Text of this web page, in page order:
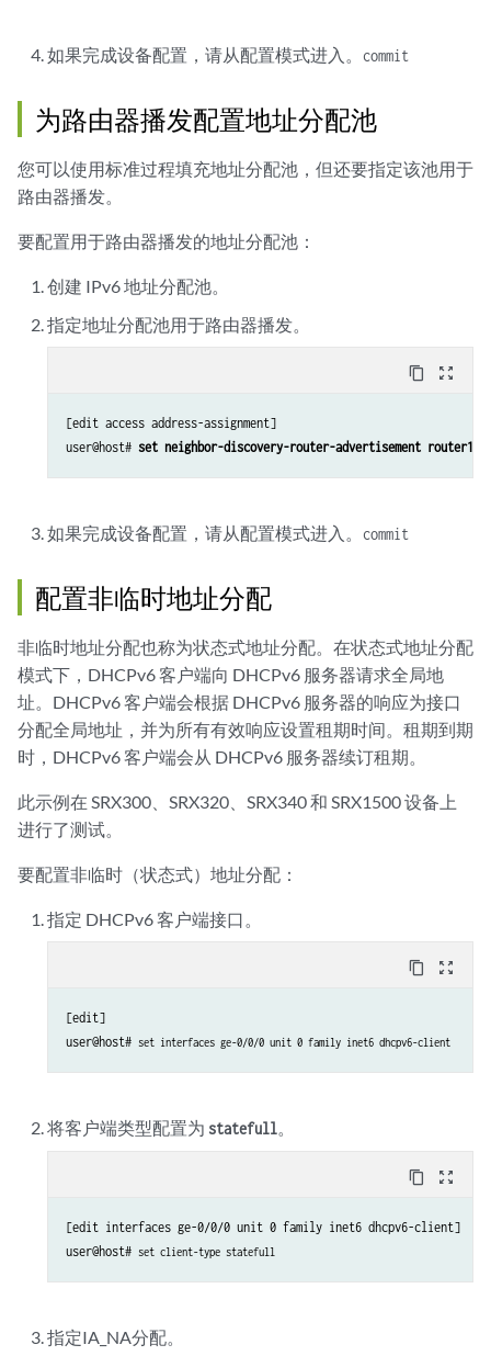
如果完成设备配置，请从配置模式进入。 commit
为路由器播发配置地址分配池
您可以使用标准过程填充地址分配池，但还要指定该池用于
路由器播发。
要配置用于路由器播发的地址分配池：
创建 IPv6 地址分配池。
指定地址分配池用于路由器播发。
content_copy zoom_out_map
[edit access address-assignment]
user@host# set neighbor-discovery-router-advertisement router1
如果完成设备配置，请从配置模式进入。 commit
配置非临时地址分配
非临时地址分配也称为状态式地址分配。在状态式地址分配
模式下，DHCPv6 客户端向 DHCPv6 服务器请求全局地
址。DHCPv6 客户端会根据 DHCPv6 服务器的响应为接口
分配全局地址，并为所有有效响应设置租期时间。租期到期
时，DHCPv6 客户端会从 DHCPv6 服务器续订租期。
此示例在 SRX300、SRX320、SRX340 和 SRX1500 设备上
进行了测试。
要配置非临时（状态式）地址分配：
指定 DHCPv6 客户端接口。
content_copy zoom_out_map
[edit]
user@host# set interfaces ge-0/0/0 unit 0 family inet6 dhcpv6-client
将客户端类型配置为 statefull。
content_copy zoom_out_map
[edit interfaces ge-0/0/0 unit 0 family inet6 dhcpv6-client]
user@host# set client-type statefull
指定IA_NA分配。